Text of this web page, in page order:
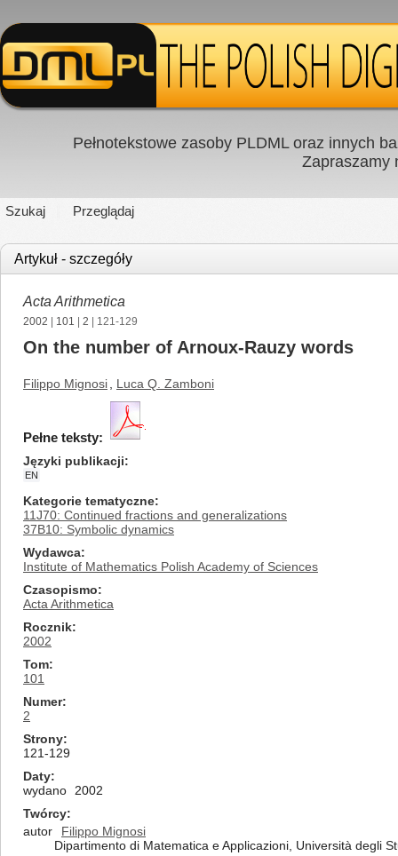
Pełnotekstowe zasoby PLDML oraz innych
Zapraszamy
Szukaj Przeglądaj
Artykuł - szczegóły
Acta Arithmetica
2002 101 2 | 121-129
On the number of Arnoux-Rauzy words
Filippo Mignosi Luca Q. Zamboni
Pełne teksty:
Języki publikacji
EN
Kategorie tematyczne
11J70: Continued fractions and generalizations
37B10: Symbolic dynamics
Wydawca
Institute of Mathematics Polish Academy of Sciences
Czasopismo
Acta Arithmetica
Rocznik
2002
Tom
101
Numer
2
Strony
121-129
Daty
wydano
2002
Twórcy
autor
Filippo Mignosi
Dipartimento di Matematica e Applicazioni, Università degli